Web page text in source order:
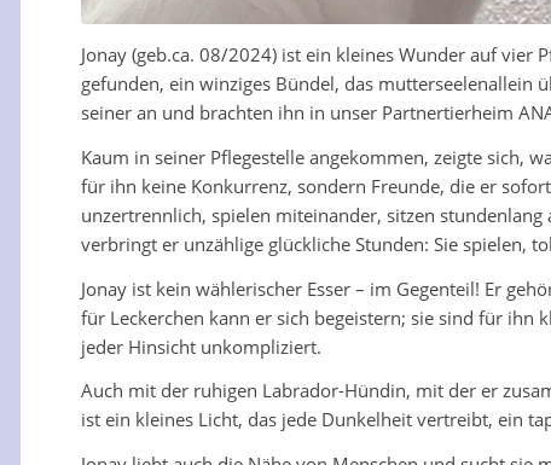
Jonay (geb.ca. 08/2024) ist ein kleines Wunder auf vier
gefunden, ein winziges Bündel, das mutterseelenallein
seiner an und brachten ihn in unser Partnertierheim
Kaum in seiner Pflegestelle angekommen, zeigte sich,
für ihn keine Konkurrenz, sondern Freunde, die er
unzertrennlich, spielen miteinander, sitzen
verbringt er unzählige glückliche Stunden: Sie spielen,
Jonay ist kein wählerischer Esser – im Gegenteil! Er
für Leckerchen kann er sich begeistern; sie sind für ihn
jeder Hinsicht unkompliziert.
Auch mit der ruhigen Labrador-Hündin, mit der er
ist ein kleines Licht, das jede Dunkelheit vertreibt, ein